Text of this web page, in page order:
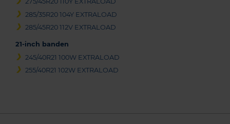
285/35R20 104Y EXTRALOAD
285/45R20 112V EXTRALOAD
21-inch banden
245/40R21 100W EXTRALOAD
255/40R21 102W EXTRALOAD